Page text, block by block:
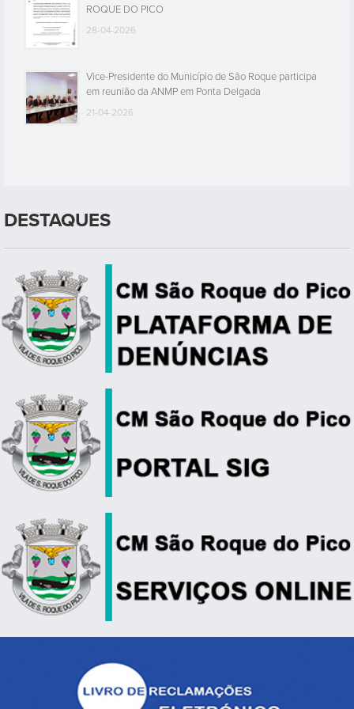
ROQUE DO PICO
28-04-2026
Vice-Presidente do Município de São Roque participa
em reunião da ANMP em Ponta Delgada
21-04-2026
DESTAQUES